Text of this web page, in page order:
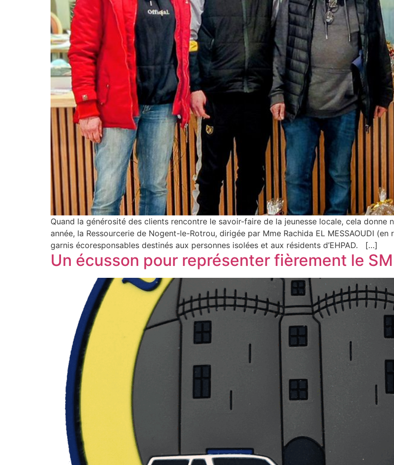
Quand la générosité des clients rencontre le savoir-faire de la jeunesse locale, cela
année, la Ressourcerie de Nogent-le-Rotrou, dirigée par Mme Rachida EL MESSAOUDI
garnis écoresponsables destinés aux personnes isolées et aux résidents d’EHPAD. […]
Un écusson pour représenter fièrement le